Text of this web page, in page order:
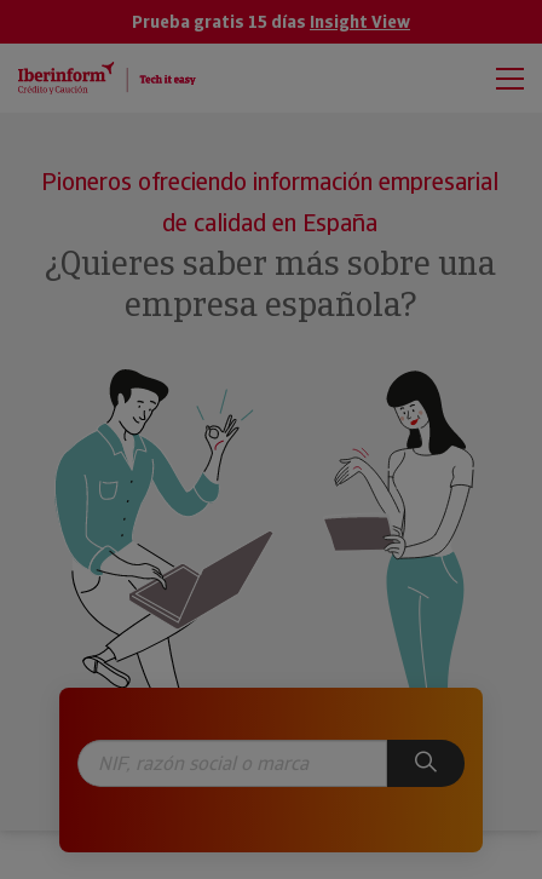
Prueba gratis 15 días Insight View
Pioneros ofreciendo información empresarial
de calidad en España
¿Quieres saber más sobre una
empresa española?